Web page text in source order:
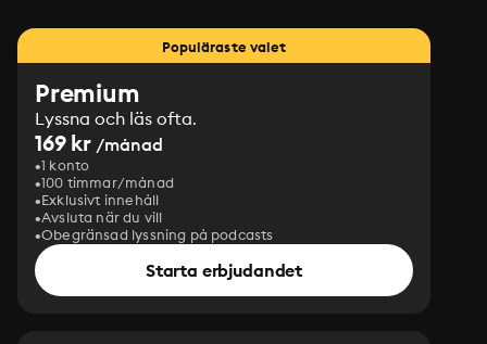
Populäraste valet
Premium
Lyssna och läs ofta.
169 kr /månad
1 konto
100 timmar/månad
Exklusivt innehåll
Avsluta när du vill
Obegränsad lyssning på podcasts
Starta erbjudandet